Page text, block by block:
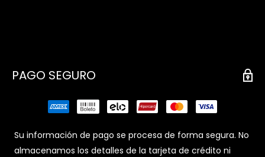
PAGO SEGURO
Su información de pago se procesa de forma segura. No
almacenamos los detalles de la tarjeta de crédito ni